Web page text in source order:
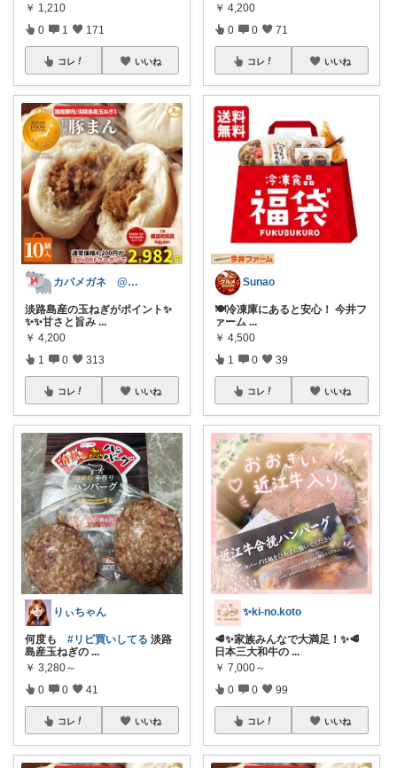
￥ 1,210
0 1 171
コレ いいね
カバメガネ @キャンプ/子育て/家事
淡路島産の玉ねぎがポイント✨
✨✨甘さと旨み ...
￥ 4,200
1 0 313
コレ いいね
りぃちゃん
何度も #リピ買いしてる 淡路
島産玉ねぎの ...
￥ 3,280～
0 0 41
コレ いいね
￥ 4,200
0 0 71
コレ いいね
Sunao
🍽️冷凍庫にあると安心！ 今井フ
ァーム ...
￥ 4,500
1 0 39
コレ いいね
✨️ki-no.koto
🥩✨家族みんなで大満足！✨🥩
日本三大和牛の ...
￥ 7,000～
0 0 99
コレ いいね